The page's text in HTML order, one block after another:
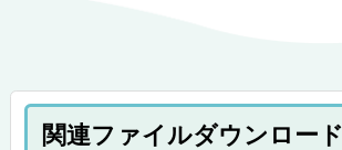
関連ファイルダウンロード